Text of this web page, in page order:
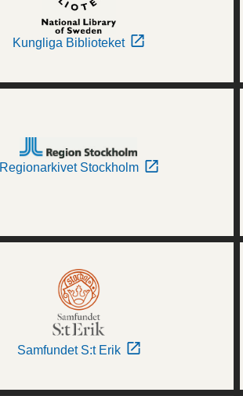
Kungliga Biblioteket
Regionarkivet Stockholm
Samfundet S:t Erik